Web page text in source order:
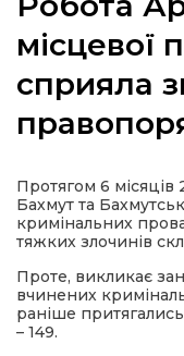
політика
місцевої
сприяла
Протягом 6 місяців
Бахмут та
кримінальних
тяжких злочинів
Проте, викликає
вчинених
раніше
– 149.